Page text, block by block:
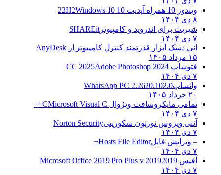
ویندوز 10 همراه آپدیت 10 22H2
Windows 10
۸ دی ۱۴۰۴
شیریت برای اندروید و کامپیوتر SHAREit
۷ دی ۱۴۰۴
انی دسک ابزار قدرتمند کنترل کامپیوتر از AnyDesk
۱۵ مرداد ۱۴۰۵
فتوشاپ CC 2025 Adobe Photoshop 2024
۷ دی ۱۴۰۴
واتساپWhatsApp PC 2.2620.102.0
۲۰ خرداد ۱۴۰۵
تمامی مایکروسافت ویژوال C Microsoft Visual C++
۷ دی ۱۴۰۴
آنتی ویروس نورتون سکوریتیNorton Security
۷ دی ۱۴۰۴
– ویرایش فایلHosts File Editor+
۷ دی ۱۴۰۴
آفیس 2019 2019 Microsoft Office 2019 Pro Plus v
۷ دی ۱۴۰۴